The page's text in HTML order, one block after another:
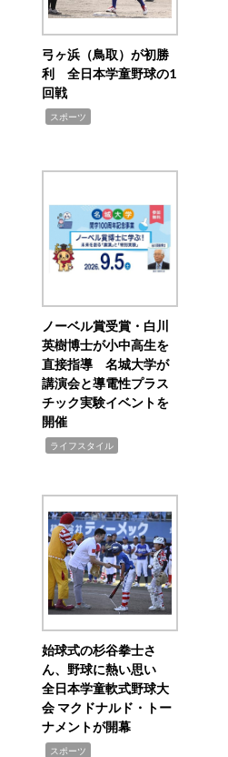
弓ヶ浜（鳥取）が初勝
利 全日本学童野球の1
回戦
スポーツ
ノーベル賞受賞・白川
英樹博士が小中高生を
直接指導 名城大学が
講演会と導電性プラス
チック実験イベントを
開催
ライフスタイル
始球式の杉谷拳士さ
ん、野球に熱い思い
全日本学童軟式野球大
会 マクドナルド・トー
ナメントが開幕
スポーツ